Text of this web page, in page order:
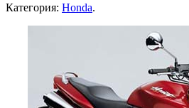
Категория: Honda.